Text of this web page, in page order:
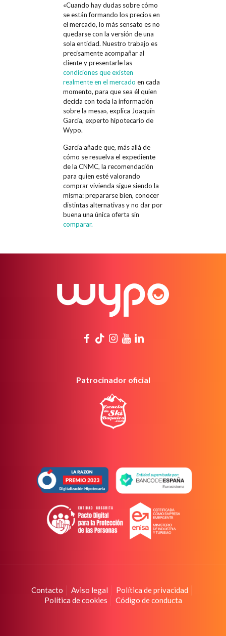
«Cuando hay dudas sobre cómo
se están formando los precios en
el mercado, lo más sensato es no
quedarse con la versión de una
sola entidad. Nuestro trabajo es
precisamente acompañar al
cliente y presentarle las
condiciones que existen
realmente en el mercado en cada
momento, para que sea él quien
decida con toda la información
sobre la mesa», explica Joaquín
García, experto hipotecario de
Wypo.
García añade que, más allá de
cómo se resuelva el expediente
de la CNMC, la recomendación
para quien esté valorando
comprar vivienda sigue siendo la
misma: prepararse bien, conocer
distintas alternativas y no dar por
buena una única oferta sin
comparar.
Patrocinador oficial
Contacto Aviso legal
Política de privacidad
Política de cookies
Código de conducta